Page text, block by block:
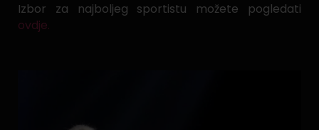
Izbor za najboljeg sportistu možete pogledati
ovdje.